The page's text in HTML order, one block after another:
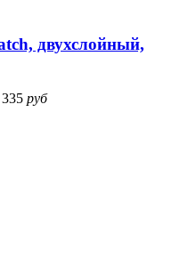
двухслойный,
335 руб